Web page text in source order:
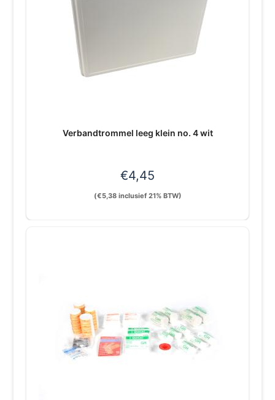
Verbandtrommel leeg klein no. 4 wit
€4,45
(€5,38inclusief 21% BTW)